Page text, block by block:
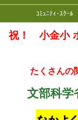
ｺﾐｭﾆﾃｨ･ｽｸｰﾙ
祝！ 小金小
たくさんの
文部科学